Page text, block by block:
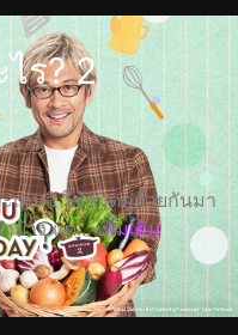
ร? 2
ะเคนจิ ใช้ชีวิตคู่ด้วยกันมา
บ้าง แต่... เพิ่มเติม